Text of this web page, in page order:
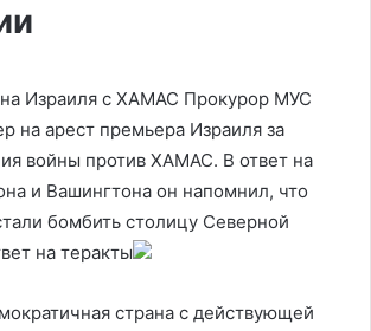
Израиля с ХАМАС Прокурор МУС
на арест премьера Израиля за
войны против ХАМАС. В ответ на
и Вашингтона он напомнил, что
бомбить столицу Северной
на теракты
страна с действующей